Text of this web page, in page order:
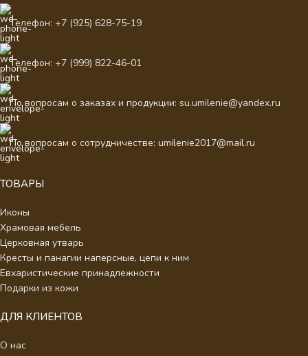
Телефон: +7 (925) 628-75-19
Телефон: +7 (999) 822-46-01
По вопросам о заказах и продукции: su.umilenie@yandex.ru
По вопросам о сотрудничестве: umilenie2017@mail.ru
ТОВАРЫ
Иконы
Храмовая мебель
Церковная утварь
Кресты и панагии наперсные, цепи к ним
Евхаристические принадлежности
Подарки из кожи
ДЛЯ КЛИЕНТОВ
О нас